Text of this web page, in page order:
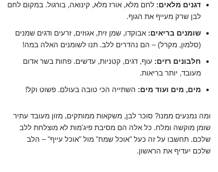
דגנים מלאים: לחם מלא, אורז מלא, קינואה, בורגול. במקום לחם
לבן שרק מעייף את הגוף.
שומנים בריאים: אבוקדו, שמן זית, אגוזים, זרעים ודגים שמנים
(סלמון, מקרל) – הם נהדרים ללב. תנו לשומנים האלה במה!
חלבונים רזים: עוף, דגים, קטניות, עדשים. פחות בשר אדום
מעובד, יותר בריאות.
מים, מים ועוד מים: השתייה הכי טובה בעולם. פשוט וקל!
ומה נמנעים ממנו? סוכר לבן, משקאות ממותקים, מזון מעובד עתיר
שומן מוקשה ומלח. כל אלה הם מסיבת פיג'מות לא מוצלחת ללב
שלכם. תחשבו על זה כעל "אוכל שמח" מול "אוכל עייף" – הלב
שלכם יעדיף את הראשון.